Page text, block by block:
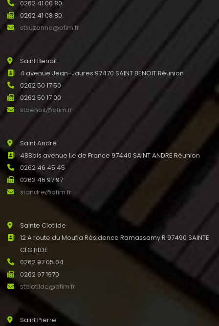
0262 41 00 80
0262 41 08 80
stsuzanne@ofim.fr
Saint Benoit
4 avenue Jean-Jaures 97470 SAINT BENOIT Réunion
0262 50 17 50
0262 50 17 00
stbenoit@ofim.fr
Saint André
488bis avenue Ile de France 97440 SAINT ANDRE Réunion
0262 46 45 45
0262 46 97 97
standre@ofim.fr
Sainte Clotilde
12 A route du Moufia Résidence Ramassamy R 97490 SAINTE
CLOTILDE
0262 97 05 04
0262 97 1970
stclotilde@ofim.fr
Saint Pierre